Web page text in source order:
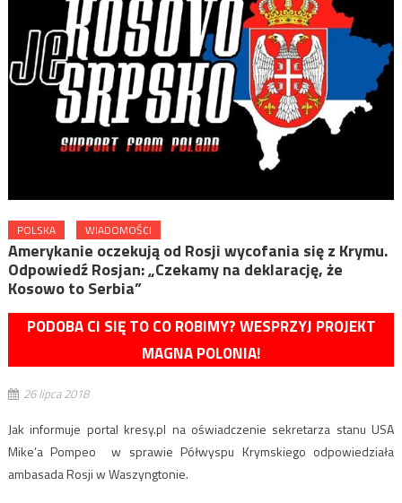
POLSKA WIADOMOŚCI
Amerykanie oczekują od Rosji wycofania się z Krymu.
Odpowiedź Rosjan: „Czekamy na deklarację, że
Kosowo to Serbia”
PODOBA CI SIĘ TO CO ROBIMY? WESPRZYJ PROJEKT
MAGNA POLONIA!
26 lipca 2018
Jak informuje portal kresy.pl na oświadczenie sekretarza stanu USA
Mike’a Pompeo w sprawie Półwyspu Krymskiego odpowiedziała
ambasada Rosji w Waszyngtonie.